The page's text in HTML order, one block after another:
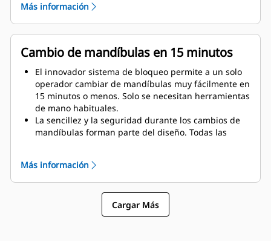
máquina.
Obtenga el máximo rendimiento y una asistencia
total con una solución de demolición completa Cat.
La pantalla del operador de nueva generación Cat
incorpora programas para multiprocesadores. Un
único centro de asistencia centralizado para todo el
sistema en su distribuidor Cat.
Más información
Cambio de mandíbulas en 15 minutos
El innovador sistema de bloqueo permite a un solo
operador cambiar de mandíbulas muy fácilmente en
15 minutos o menos. Solo se necesitan herramientas
de mano habituales.
La sencillez y la seguridad durante los cambios de
mandíbulas forman parte del diseño. Todas las
trabajos más exigentes.
El MP324 admite los siguientes tipos de mandíbulas:
Más información
Cargar Más